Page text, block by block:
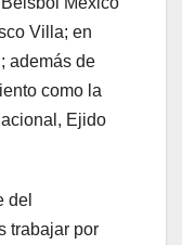
Villa; en
además de
como la
Ejido
del
trabajar por